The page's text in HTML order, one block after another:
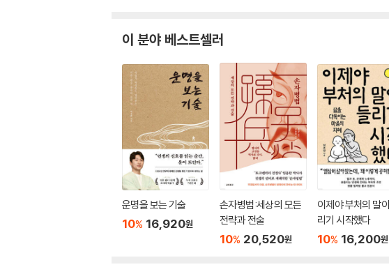
이 분야 베스트셀러
운명을 보는 기술
10% 16,920원
손자병법:세상의 모든
전략과 전술
10% 20,520원
이제야 부처의 말
리기 시작했다
10% 16,200원